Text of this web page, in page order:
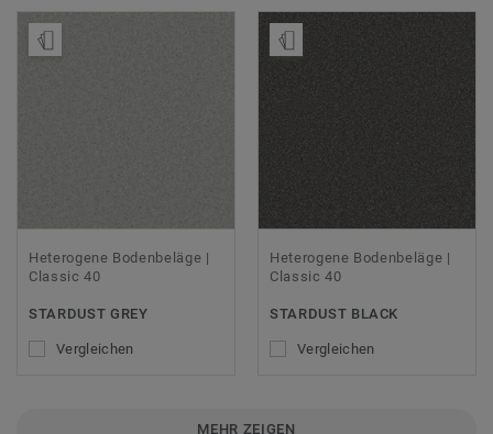
Heterogene Bodenbeläge |
Classic 40
STARDUST GREY
Vergleichen
Muster bestellen
Heterogene Bodenbeläge |
Classic 40
STARDUST BLACK
Vergleichen
MEHR ZEIGEN